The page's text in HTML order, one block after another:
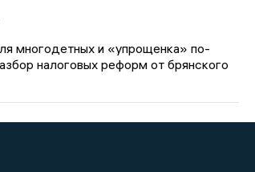
многодетных и «упрощенка» по-
налоговых реформ от брянского